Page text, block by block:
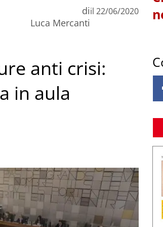
di
Luca Mercanti
il 22/06/2020
anti crisi:
in aula